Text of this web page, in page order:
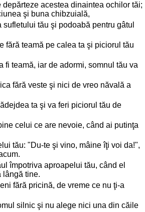
depărteze acestea dinaintea ochilor tăi;
şi buna chibzuială,
tău şi podoabă pentru gâtul
fără teamă pe calea ta şi piciorul tău
fi teamă, iar de adormi, somnul tău va
fără veste şi nici de vreo năvală a
ta şi va feri piciorul tău de
celui ce are nevoie, când ai putinţa
tău: "Du-te şi vino, mâine îţi voi da!",
împotriva aproapelui tău, când el
lângă tine.
fără pricină, de vreme ce nu ţi-a
silnic şi nu alege nici una din căile